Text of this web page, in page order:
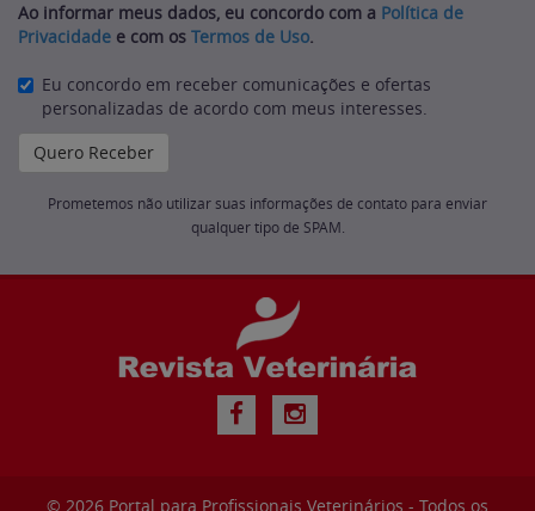
Ao informar meus dados, eu concordo com a Política de
Privacidade e com os Termos de Uso.
Eu concordo em receber comunicações e ofertas
personalizadas de acordo com meus interesses.
Prometemos não utilizar suas informações de contato para enviar
qualquer tipo de SPAM.
© 2026 Portal para Profissionais Veterinários - Todos os